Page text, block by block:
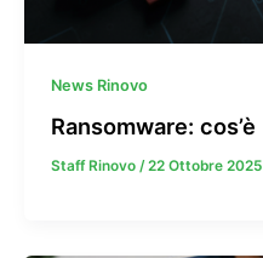
News Rinovo
Ransomware: cos’è
Staff Rinovo /22 Ottobre 2025